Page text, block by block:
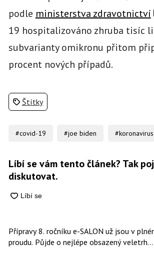
podle ministerstva zdravotnictví
19 hospitalizováno zhruba tisíc
subvarianty omikronu přitom
procent nových případů.
Štítky
#covid-19 #joe biden #koronavirus
Líbí se vám tento článek? Tak
diskutovat.
Přípravy 8. ročníku e-SALON už jsou v
proudu. Půjde o nejlépe obsazený veletrh